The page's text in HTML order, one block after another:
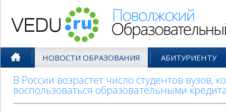
НОВОСТИ ОБРАЗОВАНИЯ АБИТУРИЕНТУ
В России возрастет число студентов вузов,
воспользоваться образовательными